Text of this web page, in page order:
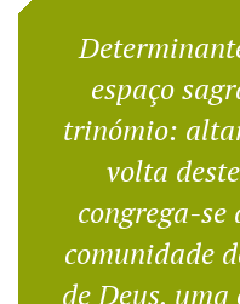
espaço
trinómio:
volta
congrega-
comunidade
de Deus,